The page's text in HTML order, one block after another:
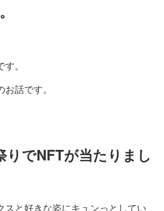
。
話です。
りでNFTが当たりまし
スと好きな姿にキュンっとしてい